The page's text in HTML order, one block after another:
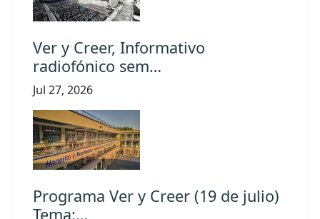
Ver y Creer, Informativo
radiofónico sem…
Jul 27, 2026
Programa Ver y Creer (19 de julio)
Tema:…